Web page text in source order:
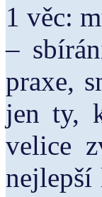
1 věc:
–
praxe,
jen ty,
velice
nejlepší